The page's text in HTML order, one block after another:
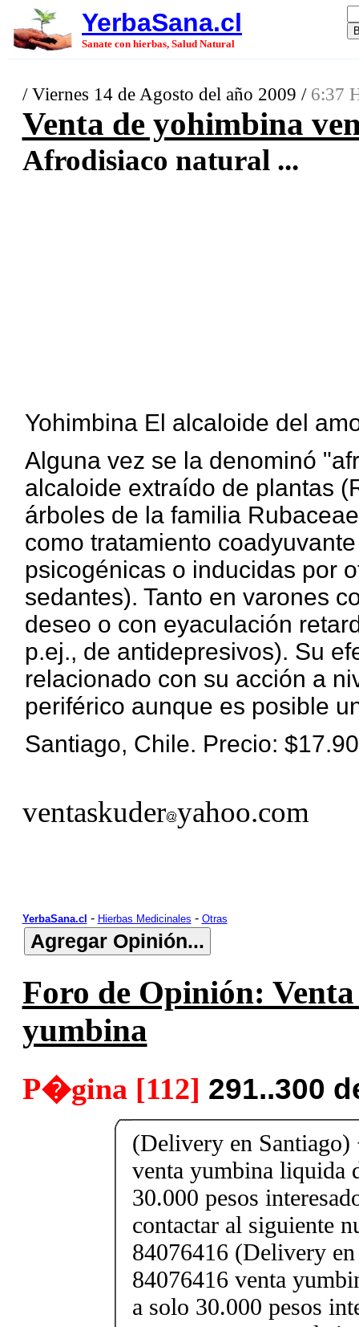
YerbaSana.cl
Sanate con hierbas, Salud Natural
/ Viernes 14 de Agosto del año 2009 / 6:37
Venta de yohimbina
Afrodisiaco natural ...
Yohimbina El alcaloide del
Alguna vez se la denominó
alcaloide extraído de plantas
árboles de la familia
como tratamiento
psicogénicas o inducidas por
sedantes). Tanto en varones
deseo o con eyaculación
p.ej., de antidepresivos). Su
relacionado con su acción a
periférico aunque es posible
Santiago, Chile. Precio:
ventaskuder yahoo.com
YerbaSana.cl - Hierbas Medicinales - Otras
Foro de Opinión:
yumbina
P�gina [112] 291..300
(Delivery en Santiago)
venta yumbina liquida
30.000 pesos
contactar al siguiente
84076416 (Delivery
84076416 venta
a solo 30.000 pesos